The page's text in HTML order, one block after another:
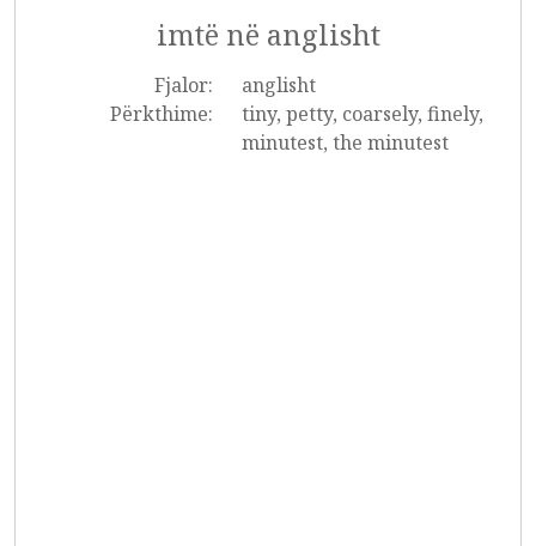
imtë në anglisht
Fjalor:
anglisht
Përkthime:
tiny, petty, coarsely, finely,
minutest, the minutest